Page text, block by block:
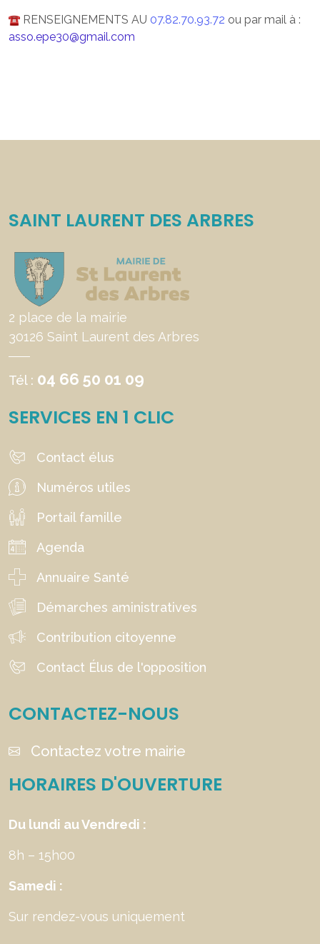
RENSEIGNEMENTS AU 07.82.70.93.72 ou par mail à :
asso.epe30@gmail.com
SAINT LAURENT DES ARBRES
2 place de la mairie
30126 Saint Laurent des Arbres
Tél : 04 66 50 01 09
SERVICES EN 1 CLIC
Contact élus
Numéros utiles
Portail famille
Agenda
Annuaire Santé
Démarches aministratives
Contribution citoyenne
Contact Élus de l'opposition
CONTACTEZ-NOUS
Contactez votre mairie
HORAIRES D'OUVERTURE
Du lundi au Vendredi :
8h – 15h00
Samedi :
Sur rendez-vous uniquement